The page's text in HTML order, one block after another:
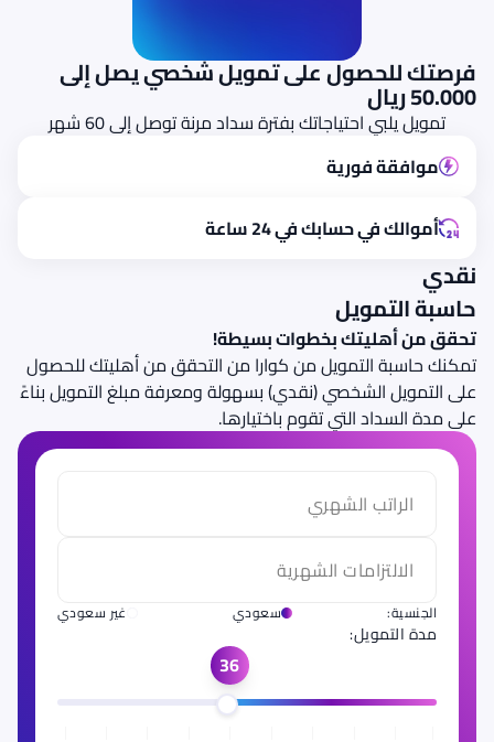
فرصتك للحصول على تمويل شخصي يصل إلى
50.000 ريال
تمويل يلبي احتياجاتك بفترة سداد مرنة توصل إلى 60 شهر
موافقة فورية
أموالك في حسابك في 24 ساعة
نقدي
حاسبة التمويل
تحقق من أهليتك بخطوات بسيطة!
تمكنك حاسبة التمويل من كوارا من التحقق من أهليتك للحصول
على التمويل الشخصي (نقدي) بسهولة ومعرفة مبلغ التمويل بناءً
على مدة السداد التي تقوم باختيارها.
الجنسية: سعودي غير سعودي
مدة التمويل:
36